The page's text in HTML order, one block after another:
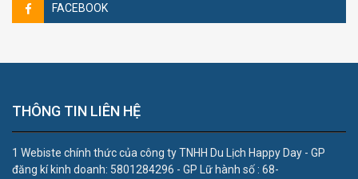
FACEBOOK
THÔNG TIN LIÊN HỆ
1 Webiste chính thức của công ty TNHH Du Lịch Happy Day - GP
đăng kí kinh doanh: 5801284296 - GP Lữ hành số : 68-